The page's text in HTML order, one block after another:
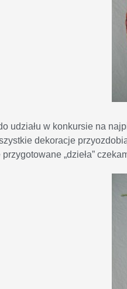
udziału w konkursie na
dekoracje
„dzieła”